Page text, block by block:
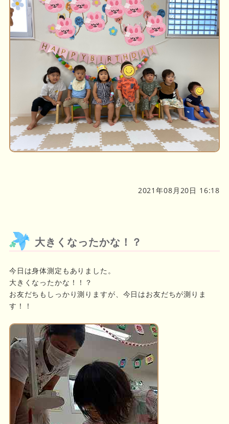
2021年08月20日 16:18
大きくなったかな！？
今日は身体測定もありました。
大きくなったかな！！？
お友だちもしっかり測りますが、今日はお友だちが測りま
す！！